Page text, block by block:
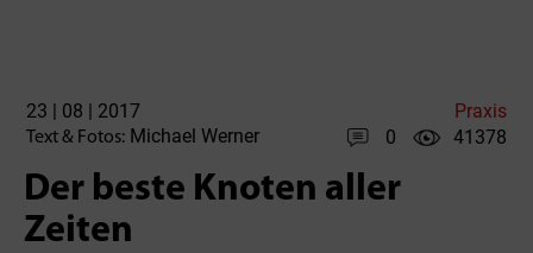
23 | 08 | 2017 Praxis
Text & Fotos: Michael Werner 0 41378
Der beste Knoten aller
Zeiten